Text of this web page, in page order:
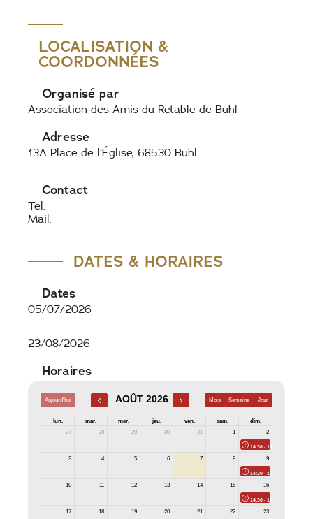
LOCALISATION &
COORDONNÉES
Organisé par
Association des Amis du Retable de Buhl
Adresse
13A Place de l’Église, 68530 Buhl
Contact
Tel.
Mail.
DATES & HORAIRES
Dates
05/07/2026
23/08/2026
Horaires